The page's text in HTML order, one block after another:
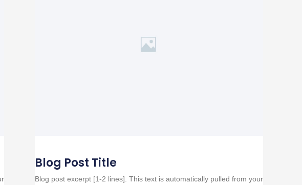
Blog Post Title
Blog post excerpt [1-2 lines]. This text is automatically pulled from your